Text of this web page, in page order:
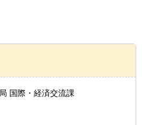
国際・経済交流課